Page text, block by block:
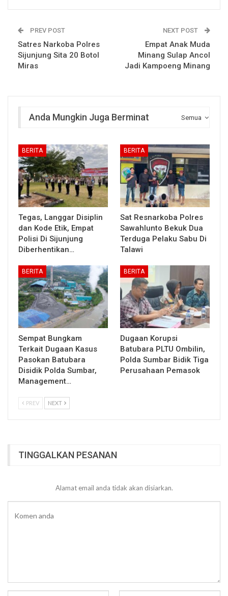
PREV POST
Satres Narkoba Polres
Sijunjung Sita 20 Botol
Miras
NEXT POST
Empat Anak Muda
Minang Sulap Ancol
Jadi Kampoeng Minang
Semua
Anda Mungkin Juga Berminat
BERITA
Tegas, Langgar Disiplin
dan Kode Etik, Empat
Polisi Di Sijunjung
Diberhentikan…
BERITA
Sat Resnarkoba Polres
Sawahlunto Bekuk Dua
Terduga Pelaku Sabu Di
Talawi
BERITA
Sempat Bungkam
Terkait Dugaan Kasus
Pasokan Batubara
Disidik Polda Sumbar,
Management…
BERITA
Dugaan Korupsi
Batubara PLTU Ombilin,
Polda Sumbar Bidik Tiga
Perusahaan Pemasok
PREV NEXT
TINGGALKAN PESANAN
Alamat email anda tidak akan disiarkan.